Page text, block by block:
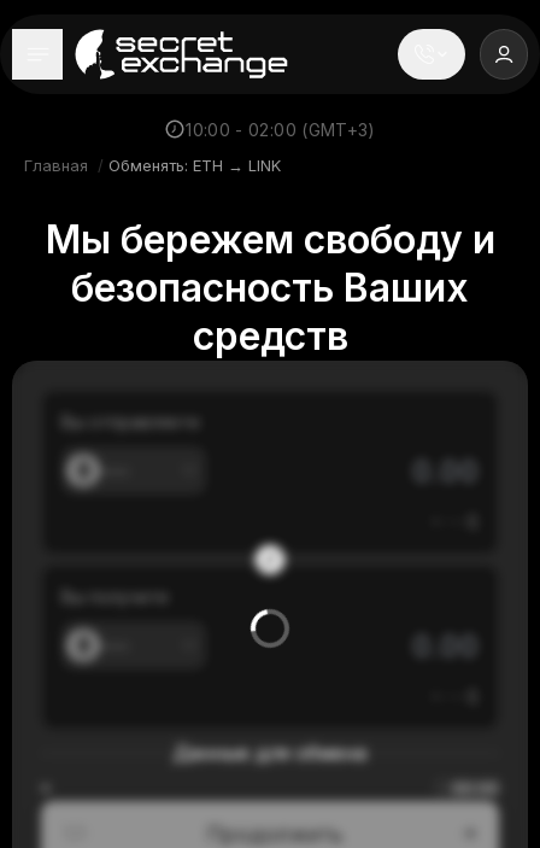
----
Новости
Репутация
Поддержка
10:00 - 02:00 (GMT+3)
Главная / Обменять: ETH → LINK
Мы бережем свободу и
безопасность Ваших
средств
Вы отправляете
Данные для обмена
Продолжить